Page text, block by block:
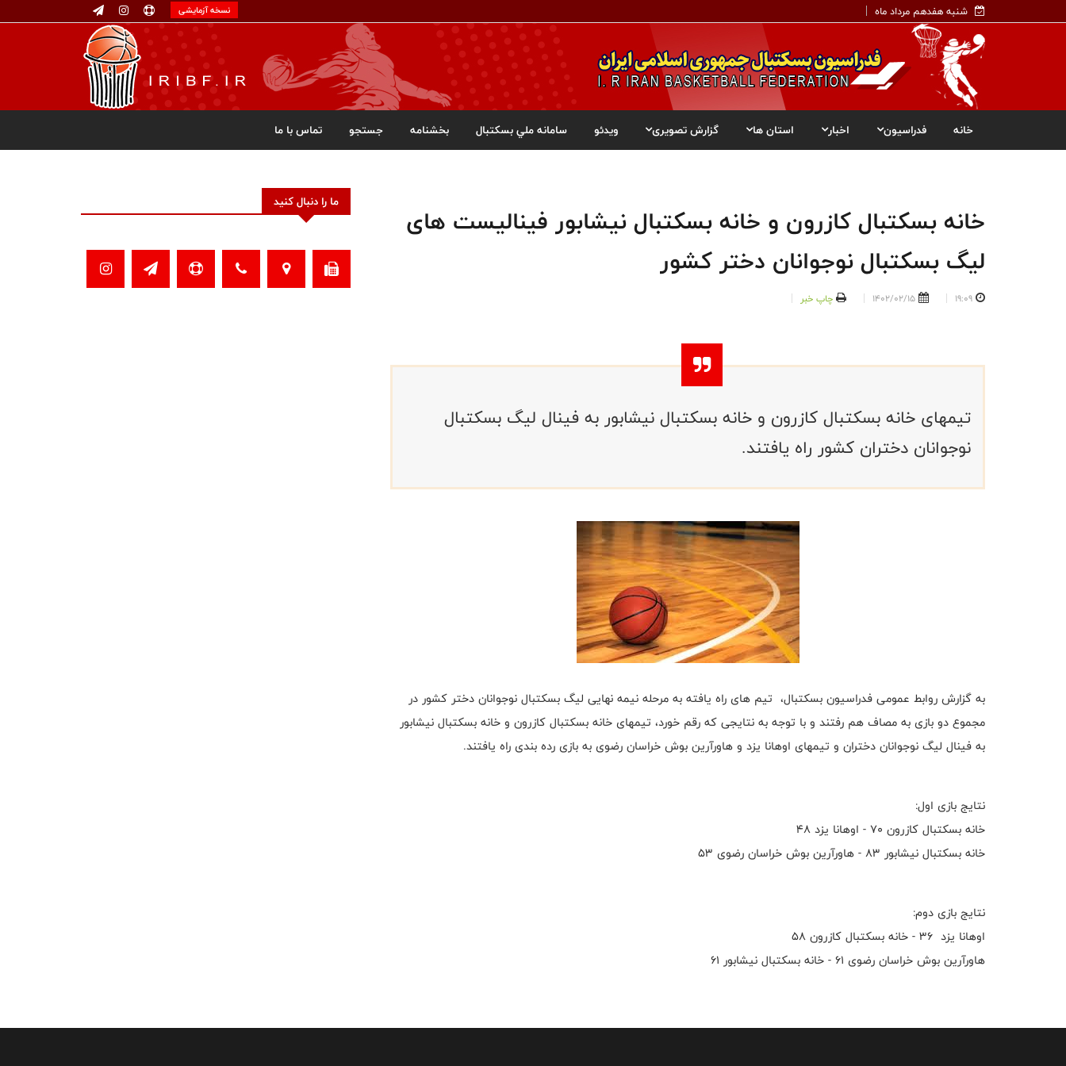
شنبه هفدهم مرداد ماه نسخه آزمایشی
خانه فدراسیون اخبار استان ها گزارش تصویری ویدئو سامانه ملي بسکتبال بخشنامه جستجو تماس با ما
خانه بسکتبال کازرون و خانه بسکتبال نیشابور فینالیست های
لیگ بسکتبال نوجوانان دختر کشور
19:09
1402/02/15 چاپ خبر
تیمهای خانه بسکتبال کازرون و خانه بسکتبال نیشابور به فینال لیگ‌ بسکتبال
نوجوانان دختران کشور راه یافتند.
به گزارش روابط عمومی فدراسیون بسکتبال، تیم های راه یافته به مرحله نیمه نهایی لیگ بسکتبال نوجوانان دختر کشور در
مجموع دو بازی به مصاف هم رفتند و با توجه به نتایجی که رقم خورد، تیمهای خانه بسکتبال کازرون و خانه بسکتبال نیشابور
به فینال لیگ‌ نوجوانان دختران و تیمهای اوهانا یزد و هاورآرین بوش خراسان رضوی به بازی رده بندی راه یافتند.
نتایج بازی اول:
خانه بسکتبال کازرون ۷۰ - اوهانا یزد ۴۸
خانه بسکتبال نیشابور ۸۳ - هاورآرین بوش خراسان رضوی ۵۳
نتایج بازی دوم:
اوهانا یزد ۳۶ - خانه بسکتبال کازرون ۵۸
هاورآرین بوش خراسان رضوی ۶۱ - خانه بسکتبال نیشابور ۶۱
ما را دنبال کنید